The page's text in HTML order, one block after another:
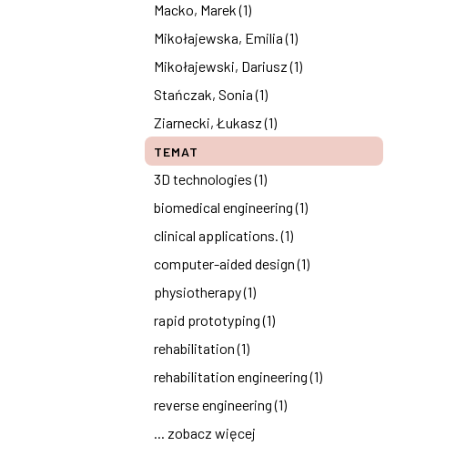
Macko, Marek (1)
Mikołajewska, Emilia (1)
Mikołajewski, Dariusz (1)
Stańczak, Sonia (1)
Ziarnecki, Łukasz (1)
TEMAT
3D technologies (1)
biomedical engineering (1)
clinical applications. (1)
computer-aided design (1)
physiotherapy (1)
rapid prototyping (1)
rehabilitation (1)
rehabilitation engineering (1)
reverse engineering (1)
... zobacz więcej